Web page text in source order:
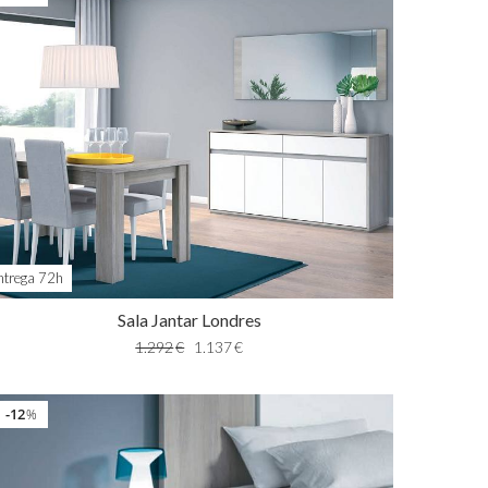
72h
Sala Jantar Londres
1.292€ 1.137€
%
12